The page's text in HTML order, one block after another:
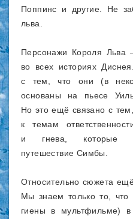
Поппинс и другие. Не
льва.
Персонажи Короля
во всех историях
с тем, что они (в
основаны на пьесе
Но это ещё связано с
к темам
и гнева, которые
путешествие Симбы.
Относительно сюжета
Мы знаем только то,
гиены в мультфильме)